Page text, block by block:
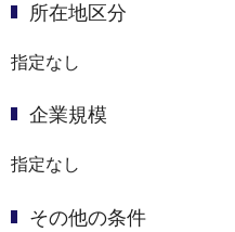
所在地区分
指定なし
企業規模
指定なし
その他の条件